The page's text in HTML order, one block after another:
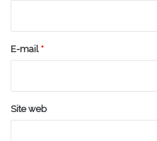
e
E-mail *
Site web